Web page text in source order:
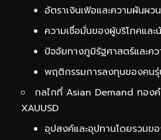
อัตราเงินเฟ้อและความผันผว
ความเชื่อมั่นของผู้บริโภคแล
ปัจจัยทางภูมิรัฐศาสตร์และค
พฤติกรรมการลงทุนของคน
กลไกที่ Asian Demand ทอง
XAUUSD
อุปสงค์และอุปทานโดยรวมข